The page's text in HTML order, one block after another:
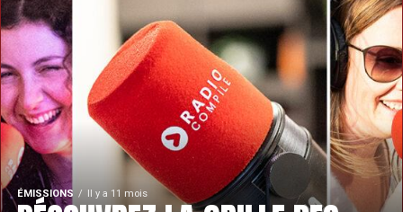
ÉMISSIONS Il y a 11 mois